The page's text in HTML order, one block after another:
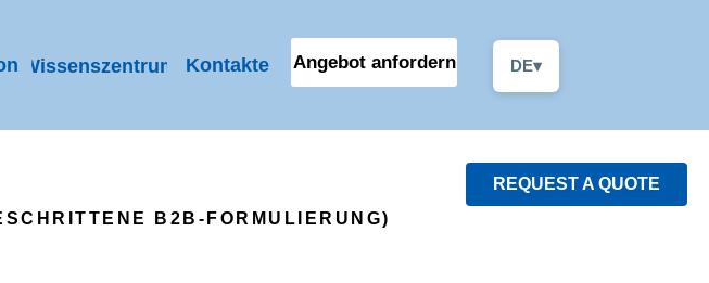
Angebot anfordern
Kontakte
Wissenszentrum DE▾
REQUEST A QUOTE
B2B-FORMULIERUNG)